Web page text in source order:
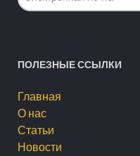
ПОЛЕЗНЫЕ ССЫЛКИ
Главная
О нас
Статьи
Новости